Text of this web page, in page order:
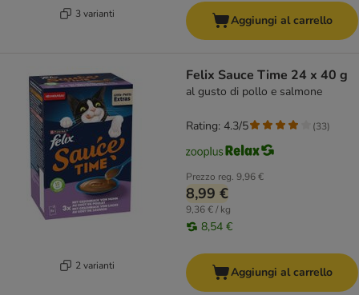
3 varianti Aggiungi al carrello
2 varianti
Felix Sauce Time 24 x 40 g
al gusto di pollo e salmone
Prezzo reg. 9,96 €
8,99 €
9,36 € / kg
8,54 €
Rating: 4.3/5 (33)
Aggiungi al carrello